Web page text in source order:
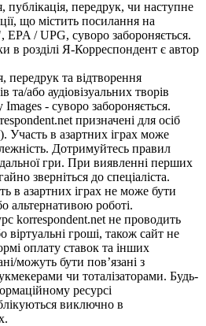
публікація, передрук, чи наступне
що містить посилання на
EPA / UPG, суворо забороняється.
в розділі Я-Корреспондент є автор
передрук та відтворення
та/або аудіовізуальних творів
- суворо забороняється.
призначені для осіб
Участь в азартних іграх може
Дотримуйтесь правил
гри. При виявленні перших
зверніться до спеціаліста.
в азартних іграх не може бути
альтернативою роботі.
korrespondent.net не проводить
віртуальні гроші, також сайт не
оплату ставок та інших
можуть бути пов’язані з
чи тоталізаторами. Будь-
ресурсі
виключно в